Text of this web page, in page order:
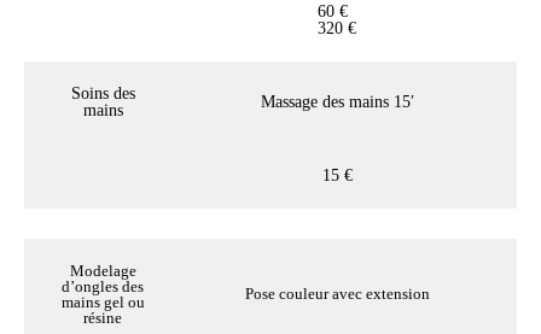
60 €
320 €
Soins des
mains
Massage des mains 15′
15 €
Modelage
d’ongles des
mains gel ou
résine
Pose couleur avec extension